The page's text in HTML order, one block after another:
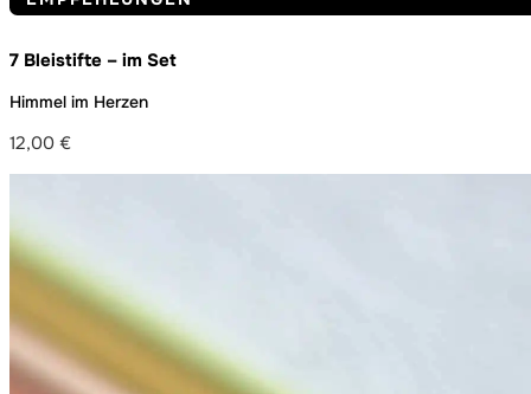
7 Bleistifte – im Set
Himmel im Herzen
12,00 €